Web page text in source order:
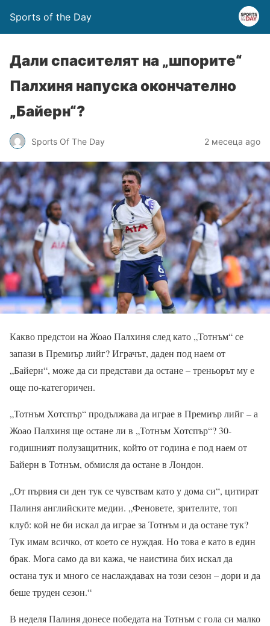
Sports of the Day
Дали спасителят на „шпорите“
Палхиня напуска окончателно
„Байерн“?
Sports Of The Day 2 месеца ago
Какво предстои на Жоао Палхиня след като „Тотнъм“ се
запази в Премиър лийг? Играчът, даден под наем от
„Байерн“, може да си представи да остане – треньорът му е
още по-категоричен.
„Тотнъм Хотспър“ продължава да играе в Премиър лийг – а
Жоао Палхиня ще остане ли в „Тотнъм Хотспър“? 30-
годишният полузащитник, който от година е под наем от
Байерн в Тотнъм, обмисля да остане в Лондон.
„От първия си ден тук се чувствам като у дома си“, цитират
Палиня английските медии. „Феновете, зрителите, топ
клуб: кой не би искал да играе за Тотнъм и да остане тук?
Тук имам всичко, от което се нуждая. Но това е като в един
брак. Мога само да ви кажа, че наистина бих искал да
остана тук и много се наслаждавах на този сезон – дори и да
беше труден сезон.“
В неделя Палиня донесе победата на Тотнъм с гола си малко